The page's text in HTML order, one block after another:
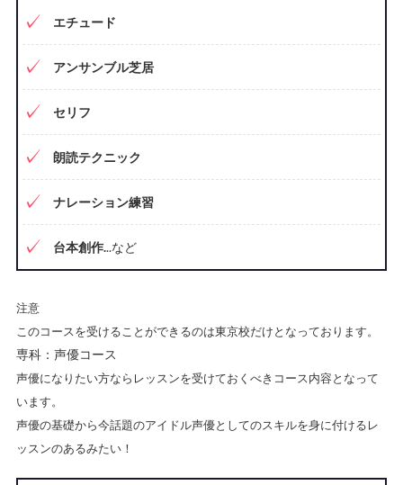
エチュード
アンサンブル芝居
セリフ
朗読テクニック
ナレーション練習
台本創作...など
注意
このコースを受けることができるのは東京校だけとなっております。
専科：声優コース
声優になりたい方ならレッスンを受けておくべきコース内容となって
います。
声優の基礎から今話題のアイドル声優としてのスキルを身に付けるレ
ッスンのあるみたい！